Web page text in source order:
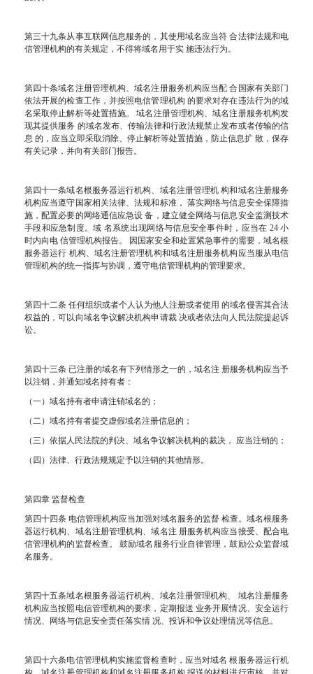
第三十九条从事互联网信息服务的，其使用域名应当符 合法律法规和电
信管理机构的有关规定，不得将域名用于实 施违法行为。
第四十条域名注册管理机构、域名注册服务机构应当配 合国家有关部门
依法开展的检查工作，并按照电信管理机构 的要求对存在违法行为的域
名采取停止解析等处置措施。 域名注册管理机构、域名注册服务机构发
现其提供服务 的域名发布、传输法律和行政法规禁止发布或者传输的信
息 的，应当立即采取消除、停止解析等处置措施，防止信息扩 散，保存
有关记录，并向有关部门报告。
第四十一条域名根服务器运行机构、域名注册管理机 构和域名注册服务
机构应当遵守国家相关法律、法规和标准， 落实网络与信息安全保障措
施，配置必要的网络通信应急设 备，建立健全网络与信息安全监测技术
手段和应急制度。域 名系统出现网络与信息安全事件时，应当在 24 小
时内向电 信管理机构报告。 因国家安全和处置紧急事件的需要，域名根
服务器运行 机构、域名注册管理机构和域名注册服务机构应当服从电信
管理机构的统一指挥与协调，遵守电信管理机构的管理要求。
第四十二条 任何组织或者个人认为他人注册或者使用 的域名侵害其合法
权益的，可以向域名争议解决机构申请裁 决或者依法向人民法院提起诉
讼。
第四十三条 已注册的域名有下列情形之一的，域名注 册服务机构应当予
以注销，并通知域名持有者：
（一）域名持有者申请注销域名的；
（二）域名持有者提交虚假域名注册信息的；
（三）依据人民法院的判决、域名争议解决机构的裁决， 应当注销的；
（四）法律、行政法规规定予以注销的其他情形。
第四章 监督检查
第四十四条 电信管理机构应当加强对域名服务的监督 检查。域名根服务
器运行机构、域名注册管理机构、域名注 册服务机构应当接受、配合电
信管理机构的监督检查。 鼓励域名服务行业自律管理，鼓励公众监督域
名服务。
第四十五条域名根服务器运行机构、域名注册管理机构、 域名注册服务
机构应当按照电信管理机构的要求，定期报送 业务开展情况、安全运行
情况、网络与信息安全责任落实情 况、投诉和争议处理情况等信息。
第四十六条电信管理机构实施监督检查时，应当对域名 根服务器运行机